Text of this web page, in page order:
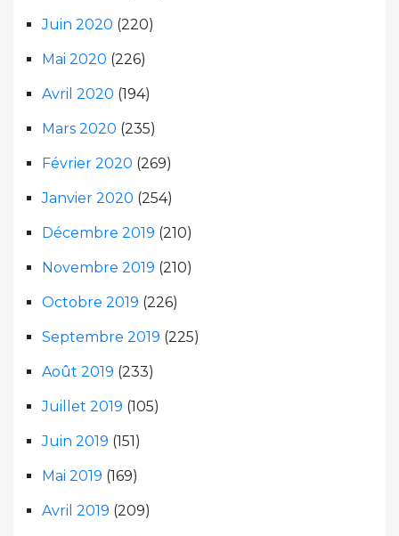
Juin 2020 (220)
Mai 2020 (226)
Avril 2020 (194)
Mars 2020 (235)
Février 2020 (269)
Janvier 2020 (254)
Décembre 2019 (210)
Novembre 2019 (210)
Octobre 2019 (226)
Septembre 2019 (225)
Août 2019 (233)
Juillet 2019 (105)
Juin 2019 (151)
Mai 2019 (169)
Avril 2019 (209)